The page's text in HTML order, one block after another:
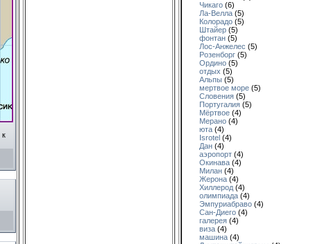
к
Чикаго (6)
Ла-Велла (5)
Колорадо (5)
Штайер (5)
фонтан (5)
Лос-Анжелес (5)
Розенборг (5)
Ордино (5)
отдых (5)
Альпы (5)
мертвое море (5)
Словения (5)
Португалия (5)
Мёртвое (4)
Мерано (4)
юта (4)
Isrotel (4)
Дан (4)
аэропорт (4)
Окинава (4)
Милан (4)
Жерона (4)
Хиллерод (4)
олимпиада (4)
Эмпуриабраво (4)
Сан-Диего (4)
галерея (4)
виза (4)
машина (4)